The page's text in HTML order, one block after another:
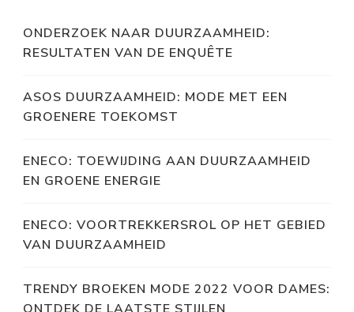
ONDERZOEK NAAR DUURZAAMHEID:
RESULTATEN VAN DE ENQUÊTE
ASOS DUURZAAMHEID: MODE MET EEN
GROENERE TOEKOMST
ENECO: TOEWIJDING AAN DUURZAAMHEID
EN GROENE ENERGIE
ENECO: VOORTREKKERSROL OP HET GEBIED
VAN DUURZAAMHEID
TRENDY BROEKEN MODE 2022 VOOR DAMES: